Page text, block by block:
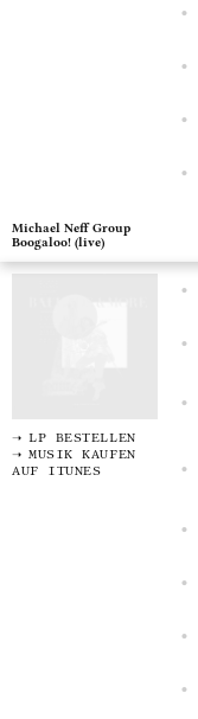
Michael Neff Group
Boogaloo! (live)
LP BESTELLEN
MUSIK KAUFEN
AUF ITUNES